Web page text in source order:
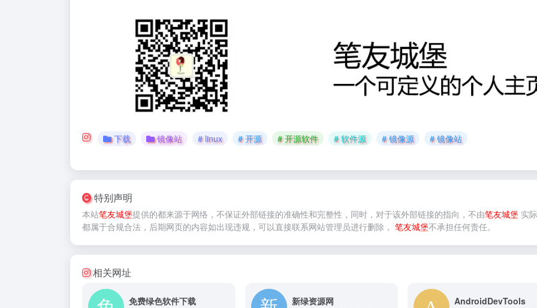
下载 镜像站 # linux # 开源 # 开源软件 # 软件源 # 镜像源 # 镜像站
特别声明
本站笔友城堡提供的都来源于网络，不保证外部链接的准确性和完整性，同时，对于该外部链接的指向，不由笔友城堡 实
都属于合规合法，后期网页的内容如出现违规，可以直接联系网站管理员进行删除， 笔友城堡不承担任何责任。
相关网址
免费绿色软件下载 新绿资源网 AndroidDevTools